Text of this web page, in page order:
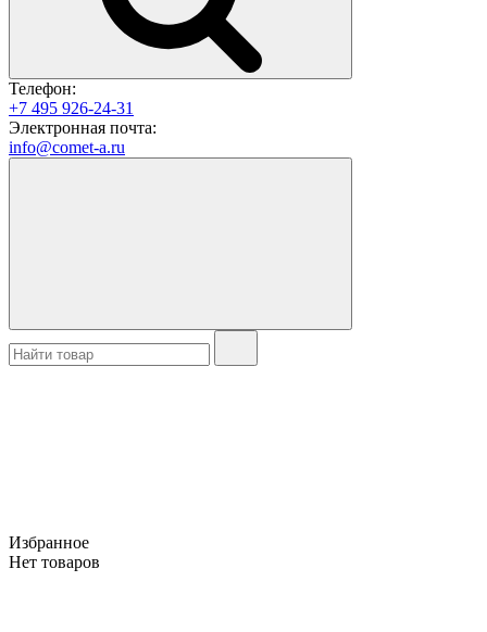
Телефон:
+7 495 926-24-31
Электронная почта:
info@comet-a.ru
Избранное
Нет товаров